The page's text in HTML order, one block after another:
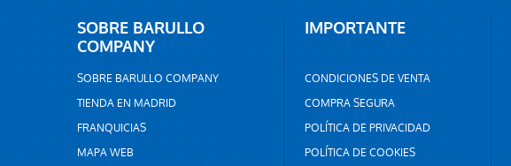
SOBRE BARULLO
COMPANY
SOBRE BARULLO COMPANY
TIENDA EN MADRID
FRANQUICIAS
MAPA WEB
IMPORTANTE
CONDICIONES DE VENTA
COMPRA SEGURA
POLÍTICA DE PRIVACIDAD
POLÍTICA DE COOKIES